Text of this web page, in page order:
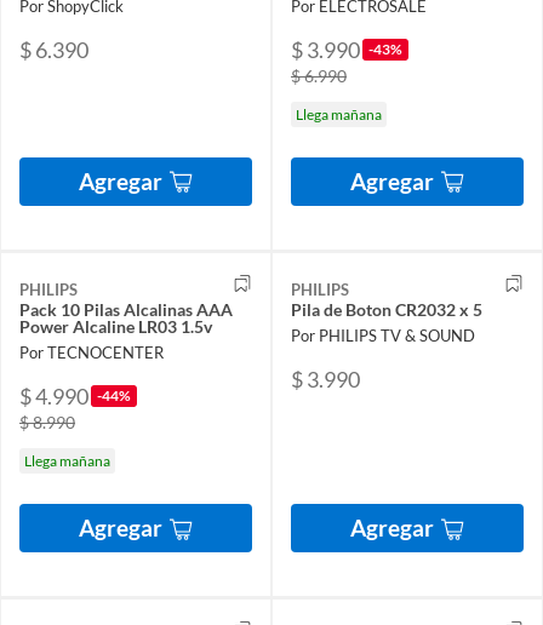
Por ShopyClick
$ 6.390
Agregar
Por ELECTROSALE
$ 3.990 -43%
$ 6.990
Llega mañana
Agregar
PHILIPS
Pack 10 Pilas Alcalinas AAA
Power Alcaline LR03 1.5v
Por TECNOCENTER
$ 4.990 -44%
$ 8.990
Llega mañana
Agregar
PHILIPS
Pila de Boton CR2032 x 5
Por PHILIPS TV & SOUND
$ 3.990
Agregar